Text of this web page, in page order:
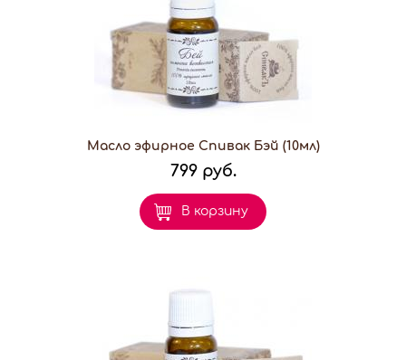
Масло эфирное Спивак Бэй (10мл)
799 руб.
В корзину